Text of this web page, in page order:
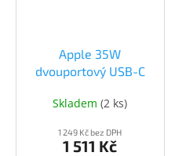
Apple 35W
dvouportový USB-C
(MW2K3ZM/A)
Skladem(2 ks)
1 249 Kč bez DPH
1 511 Kč